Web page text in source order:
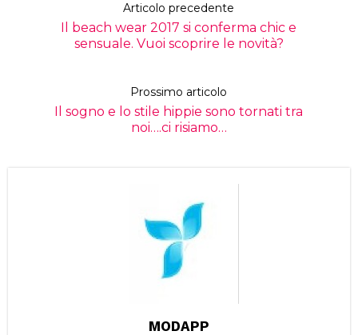
Articolo precedente
Il beach wear 2017 si conferma chic e
sensuale. Vuoi scoprire le novità?
Prossimo articolo
Il sogno e lo stile hippie sono tornati tra
noi….ci risiamo…
MODAPP